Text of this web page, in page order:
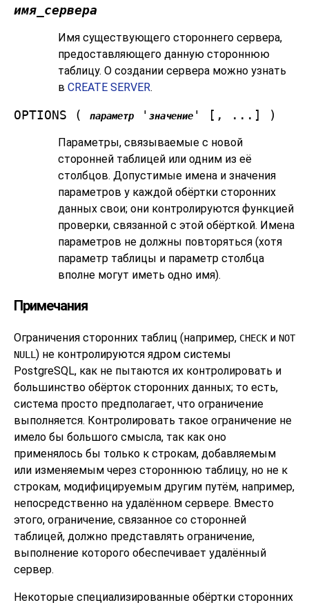
имя_сервера
Имя существующего стороннего сервера,
предоставляющего данную стороннюю
таблицу. О создании сервера можно узнать
в CREATE SERVER.
OPTIONS ( параметр ' значение ' [, ...] )
Параметры, связываемые с новой
сторонней таблицей или одним из её
столбцов. Допустимые имена и значения
параметров у каждой обёртки сторонних
данных свои; они контролируются функцией
проверки, связанной с этой обёрткой. Имена
параметров не должны повторяться (хотя
параметр таблицы и параметр столбца
вполне могут иметь одно имя).
Примечания
Ограничения сторонних таблиц (например, CHECK и NOT
NULL ) не контролируются ядром системы
PostgreSQL, как не пытаются их контролировать и
большинство обёрток сторонних данных; то есть,
система просто предполагает, что ограничение
выполняется. Контролировать такое ограничение не
имело бы большого смысла, так как оно
применялось бы только к строкам, добавляемым
или изменяемым через стороннюю таблицу, но не к
строкам, модифицируемым другим путём, например,
непосредственно на удалённом сервере. Вместо
этого, ограничение, связанное со сторонней
таблицей, должно представлять ограничение,
выполнение которого обеспечивает удалённый
сервер.
Некоторые специализированные обёртки сторонних